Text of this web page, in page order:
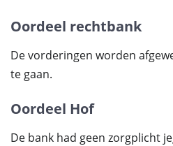
Oordeel rechtbank
De vorderingen worden
te gaan.
Oordeel Hof
De bank had geen zorgplicht